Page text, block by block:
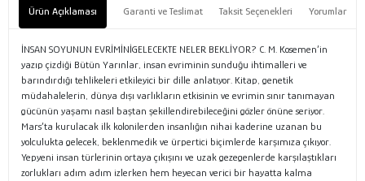
Ürün Açıklaması Garanti ve Teslimat Taksit Seçenekleri Yorumlar
İNSAN SOYUNUN EVRİMİNİGELECEKTE NELER BEKLİYOR? C. M. Kosemen’in
yazıp çizdiği Bütün Yarınlar, insan evriminin sunduğu ihtimalleri ve
barındırdığı tehlikeleri etkileyici bir dille anlatıyor. Kitap, genetik
müdahalelerin, dünya dışı varlıkların etkisinin ve evrimin sınır tanımayan
gücünün yaşamı nasıl baştan şekillendirebileceğini gözler önüne seriyor.
Mars’ta kurulacak ilk kolonilerden insanlığın nihai kaderine uzanan bu
yolculukta gelecek, beklenmedik ve ürpertici biçimlerde karşımıza çıkıyor.
Yepyeni insan türlerinin ortaya çıkışını ve uzak gezegenlerde karşılaştıkları
zorlukları adım adım izlerken hem heyecan verici bir hayatta kalma